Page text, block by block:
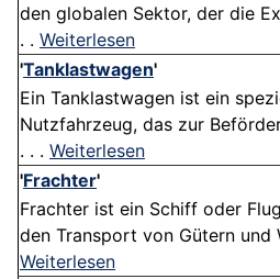
den globalen Sektor, der die
. . Weiterlesen
'Tanklastwagen'
Ein Tanklastwagen ist ein
Nutzfahrzeug, das zur
. . . Weiterlesen
'Frachter'
Frachter ist ein Schiff oder
den Transport von Gütern und
Weiterlesen